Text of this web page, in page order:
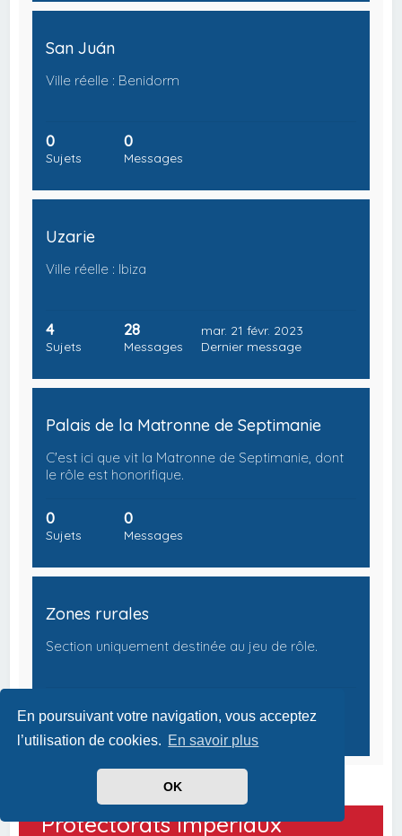
En poursuivant votre navigation, vous acceptez
l’utilisation de cookies. En savoir plus
OK
San Juán
Ville réelle : Benidorm
0
Sujets
0
Messages
Uzarie
Ville réelle : Ibiza
4
Sujets
28
Messages
mar. 21 févr. 2023
Dernier message
Palais de la Matronne de Septimanie
C'est ici que vit la Matronne de Septimanie, dont
le rôle est honorifique.
0
Sujets
0
Messages
Zones rurales
Section uniquement destinée au jeu de rôle.
Sujets Messages
Protectorats Impériaux